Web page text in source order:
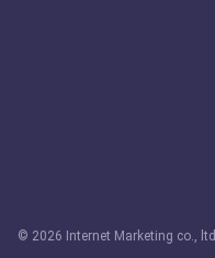
© 2026 Internet Marketing co., ltd